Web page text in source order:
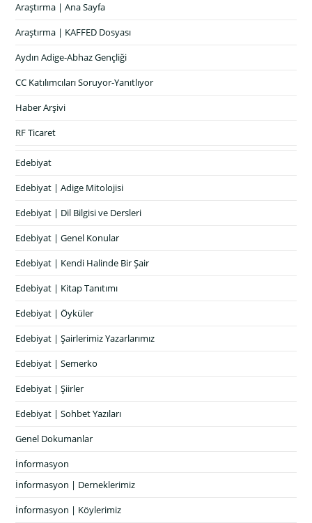
Araştırma | Ana Sayfa
Araştırma | KAFFED Dosyası
Aydın Adige-Abhaz Gençliği
CC Katılımcıları Soruyor-Yanıtlıyor
Haber Arşivi
RF Ticaret
Edebiyat
Edebiyat | Adige Mitolojisi
Edebiyat | Dil Bilgisi ve Dersleri
Edebiyat | Genel Konular
Edebiyat | Kendi Halinde Bir Şair
Edebiyat | Kitap Tanıtımı
Edebiyat | Öyküler
Edebiyat | Şairlerimiz Yazarlarımız
Edebiyat | Semerko
Edebiyat | Şiirler
Edebiyat | Sohbet Yazıları
Genel Dokumanlar
İnformasyon
İnformasyon | Derneklerimiz
İnformasyon | Köylerimiz